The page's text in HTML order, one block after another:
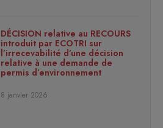
DÉCISION relative au RECOURS
introduit par ECOTRI sur
l’irrecevabilité d’une décision
relative à une demande de
permis d’environnement
8 janvier 2026